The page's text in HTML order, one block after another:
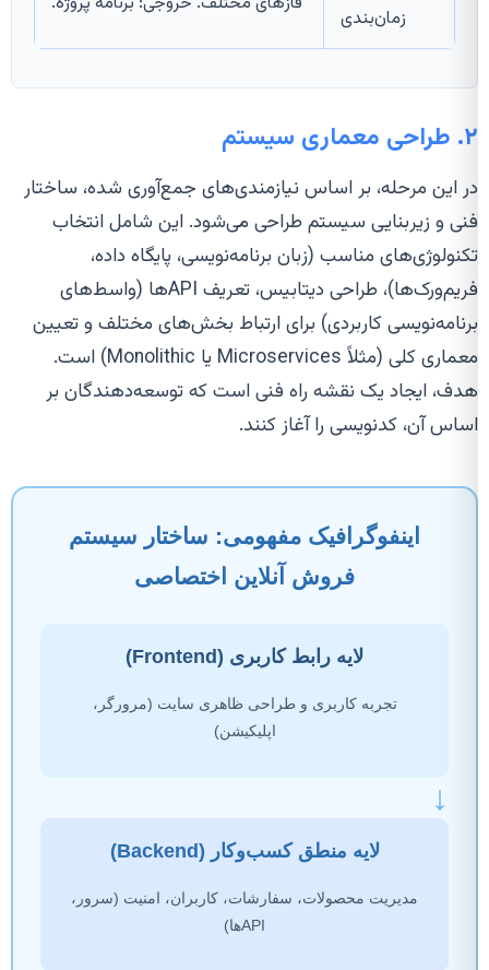
زمان‌بندی
۲. طراحی معماری سیستم
در این مرحله، بر اساس نیازمندی‌های جمع‌آوری شده، ساختار
فنی و زیربنایی سیستم طراحی می‌شود. این شامل انتخاب
تکنولوژی‌های مناسب (زبان برنامه‌نویسی، پایگاه داده،
فریم‌ورک‌ها)، طراحی دیتابیس، تعریف APIها (واسط‌های
برنامه‌نویسی کاربردی) برای ارتباط بخش‌های مختلف و تعیین
معماری کلی (مثلاً Microservices یا Monolithic) است.
هدف، ایجاد یک نقشه راه فنی است که توسعه‌دهندگان بر
اساس آن، کدنویسی را آغاز کنند.
اینفوگرافیک مفهومی: ساختار سیستم
فروش آنلاین اختصاصی
لایه رابط کاربری (Frontend)
تجربه کاربری و طراحی ظاهری سایت (مرورگر،
اپلیکیشن)
↓
لایه منطق کسب‌وکار (Backend)
مدیریت محصولات، سفارشات، کاربران، امنیت (سرور،
APIها)